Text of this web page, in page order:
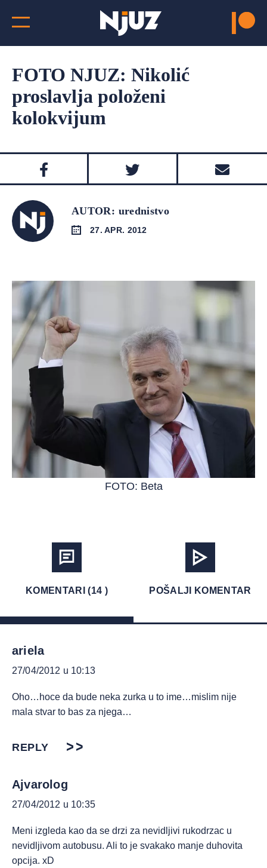
FOTO NJUZ: Nikolić
proslavlja položeni
kolokvijum
AUTOR: urednistvo
27. APR. 2012
FOTO: Beta
KOMENTARI (14 ) POŠALJI KOMENTAR
ariela
27/04/2012 u 10:13
Oho…hoce da bude neka zurka u to ime…mislim nije
mala stvar to bas za njega…
REPLY
Ajvarolog
27/04/2012 u 10:35
Meni izgleda kao da se drzi za nevidljivi rukodrzac u
nevidljivom autobusu. Ali to je svakako manje duhovita
opcija. xD